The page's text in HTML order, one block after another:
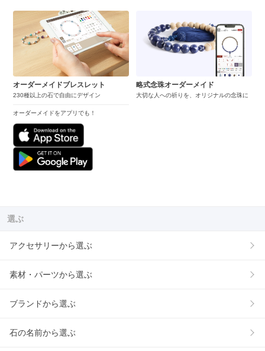
オーダーメイドブレスレット
230種以上の石で自由にデザイン
オーダーメイドをアプリでも！
略式念珠オーダーメイド
大切な人への祈りを、オリジナルの念珠に
選ぶ
アクセサリーから選ぶ
素材・パーツから選ぶ
ブランドから選ぶ
石の名前から選ぶ